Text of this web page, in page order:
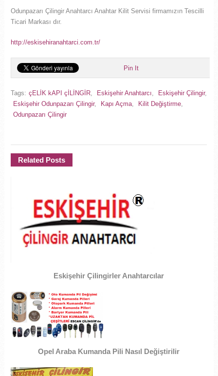
Odunpazarı Çilingir Anahtarcı Anahtar Kilit Servisi firmamızın Tescilli
Ticari Markası dır.
http://eskisehiranahtarci.com.tr/
Pin It
Tags: çELİK kAPI çİLİNGİR, Eskişehir Anahtarcı, Eskişehir Çilingir,
Eskişehir Odunpazarı Çilingir, Kapı Açma, Kilit Değiştirme,
Odunpazarı Çilingir
Related Posts
Eskişehir Çilingirler Anahtarcılar
Opel Araba Kumanda Pili Nasıl Değiştirilir